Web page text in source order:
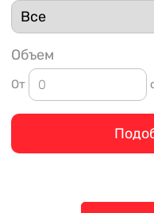
Объем
От